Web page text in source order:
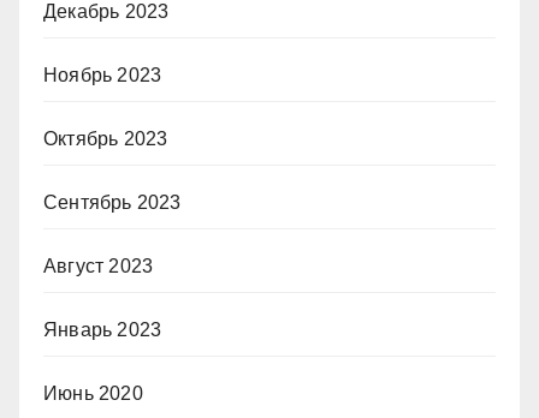
Декабрь 2023
Ноябрь 2023
Октябрь 2023
Сентябрь 2023
Август 2023
Январь 2023
Июнь 2020